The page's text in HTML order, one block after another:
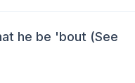
he be 'bout (See